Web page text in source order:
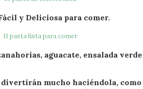
y Deliciosa para comer.
aguacate, ensalada
divertirán mucho haciéndola,